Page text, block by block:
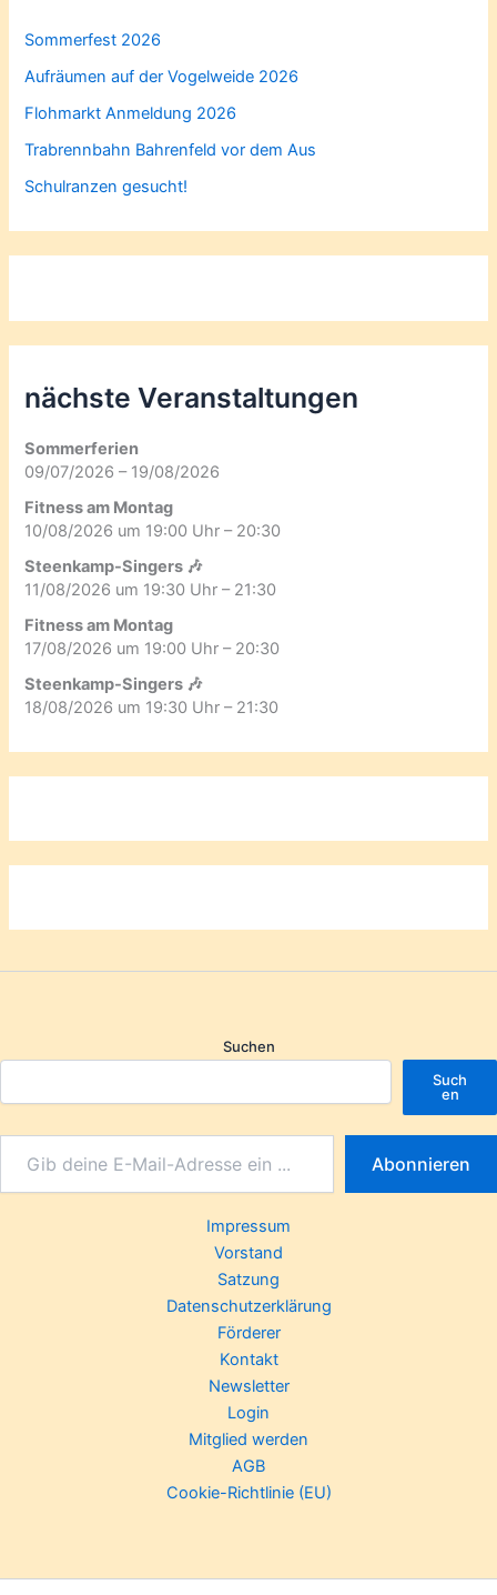
Sommerfest 2026
Aufräumen auf der Vogelweide 2026
Flohmarkt Anmeldung 2026
Trabrennbahn Bahrenfeld vor dem Aus
Schulranzen gesucht!
nächste Veranstaltungen
Sommerferien
09/07/2026 – 19/08/2026
Fitness am Montag
10/08/2026 um 19:00 Uhr – 20:30
Steenkamp-Singers 🎶
11/08/2026 um 19:30 Uhr – 21:30
Fitness am Montag
17/08/2026 um 19:00 Uhr – 20:30
Steenkamp-Singers 🎶
18/08/2026 um 19:30 Uhr – 21:30
Suchen
Such
en
Abonnieren
Impressum
Vorstand
Satzung
Datenschutzerklärung
Förderer
Kontakt
Newsletter
Login
Mitglied werden
AGB
Cookie-Richtlinie (EU)